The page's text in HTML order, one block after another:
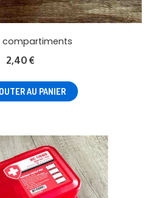
compartiments
2,40 €
AU PANIER